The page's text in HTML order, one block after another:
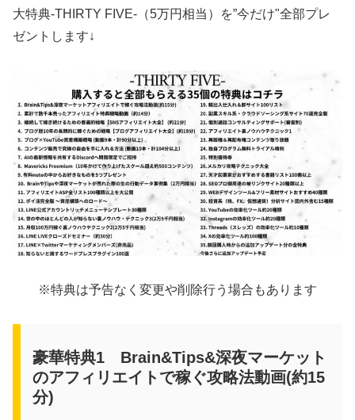
大特典-THIRTY FIVE-（5万円相当）を”今だけ"全部プレ
ゼントします↓
※特典は予告なく変更や削除行う場合もあります
豪華特典1 Brain&Tips&深夜マーケット
のアフィリエイトで稼ぐ攻略法動画(約15
分)